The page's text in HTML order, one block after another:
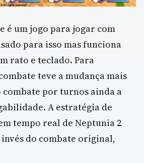
é um jogo para jogar com
para isso mas funciona
rato e teclado. Para
teve a mudança mais
combate por turnos ainda a
A estratégia de
tempo real de Neptunia 2
do combate original,